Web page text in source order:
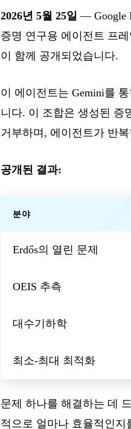
2026년 5월 25일 — Google
증명 연구용 에이전트 프
이 함께 공개되었습니다.
이 에이전트는 Gemini를
니다. 이 조합은 생성된 증
거부하며, 에이전트가 반
공개된 결과:
분야
Erdős의 열린 문제
OEIS 추측
대수기하학
최소-최대 최적화
문제 하나를 해결하는 데
적으로 얼마나 효율적인지